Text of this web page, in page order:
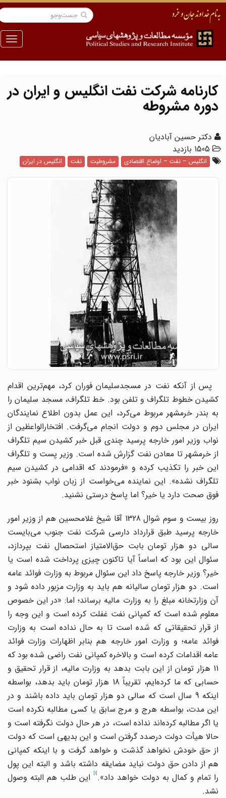
منو
کارنامه شرکت نفت انگلیس و ایران در
دوره مشروطه
دکتر حسین آبادیان
1505 بازدید
انگلیس – نفت – اوضاع اقتصادی مشروطیت نفت انگلیس در ایران
پس از آنکه نفت در مسجدسلیمان فوران کرد، مهم‌ترین اقدام
کشیدن خطوط تلگراف و تلفن بود. خط تلگراف، مسجد سلیمان را
به بندر خرمشهر مربوط می‌کرد، این عمل بدون اطلاع نمایندگان
ایران در مجلس دوم و دولت انجام می‌گرفت. افتخار‌الواعظین از
نواب وزیر امور خارجه پرسید چندی قبل خبر کشیدن سیم تلگراف
از خرمشهر تا معادن نفت گزارش شده است. وزیر پست و تلگراف
این خبر را تکذیب کرده و «فرمودند که اقدامی در کشیدن سیم
تلگراف نشده». این نماینده می‌خواست از زبان نواب بشنود خبر
فوق صحت دارد یا خیر؟ اما پاسخ درستی نشنید.
روز بیست و سوم شوال 1328 آقا شیخ غلامحسین هم از وزیر امور
خارجه پرسید طبق قرارداد دارسی شرکت نفت جنوب می‌بایست
سالی دو هزار تومان بابت حق‌الامتیاز استحصال نفت بپردازد،
سئوال این بود که اساساً آیا تاکنون چیزی پرداخت شده است یا
خیر؟ وزیر خارجه پاسخ داد این سئوال مربوط به وزارت فوائد عامه
است. دو هزار تومان سالیانه هم باید به وزارت مزبور داده شود و
آن وزارتخانه مبلغ را به وزارت مالیه برساند؛ اما: «در این خصوص
معلوم شده است که کمپانی نفت غفلت کرده است و این وجه را
از قرار تحقیقاتی که شده است تا به حال نداده است به وزارت
فوائد عامه؛ و وزارت امور خارجه هم بنابر اظهارات وزارت فوائد
عامه اقدامات کرده است و بالاخره کمپانی نفت راضی شده بود که
11 هزار تومان از این بابت بدهد به وزارت مالیه، از قرار تحقیق و
حسابی که ما کرده‌ایم، تقریباً 18 هزار تومان باید بدهد، بواسطه
اینکه 9 سال است که سالی دو هزار تومان باید داده باشند و در
این مدت، بواسطه هرج و مرج سابق یا کسی مطالبه نکرده است
یا اگر مطالبه کرده‌اند نداده است، در هر حال دولت نگرفته است و
حالا هیأت دولت درصدد گرفتن است و این بدیهی است که دولت
از حق خودش نخواهد گذشت و خواهد گرفت و با اینکه کمپانی
هم از دادن حق دولت نباید مضایقه داشته باشد و البته این پول
را تمام و کمال به دولت خواهد داد». این طلب هم البته وصول
نشد.